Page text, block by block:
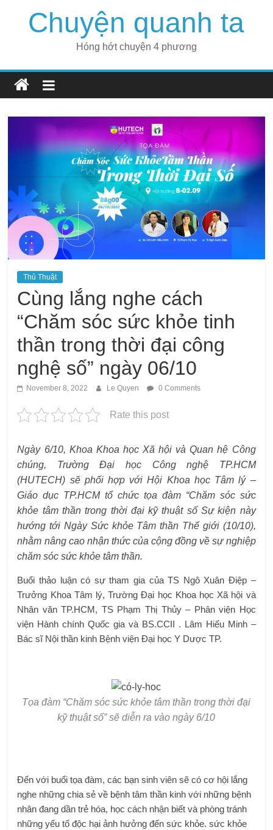
Chuyện quanh ta
Hóng hớt chuyện 4 phương
Thủ Thuật
Cùng lắng nghe cách
“Chăm sóc sức khỏe tinh
thần trong thời đại công
nghệ số” ngày 06/10
November 8, 2022 Le Quyen 0 Comments
Rate this post
Ngày 6/10, Khoa Khoa học Xã hội và Quan hệ Công
chúng, Trường Đại học Công nghệ TP.HCM
(HUTECH) sẽ phối hợp với Hội Khoa học Tâm lý –
Giáo dục TP.HCM tổ chức tọa đàm “Chăm sóc sức
khỏe tâm thần trong thời đại kỹ thuật số Sự kiện này
hướng tới Ngày Sức khỏe Tâm thần Thế giới (10/10),
nhằm nâng cao nhận thức của cộng đồng về sự nghiệp
chăm sóc sức khỏe tâm thần.
Buổi thảo luận có sự tham gia của TS Ngô Xuân Điệp –
Trưởng Khoa Tâm lý, Trường Đại học Khoa học Xã hội và
Nhân văn TP.HCM, TS Phạm Thị Thủy – Phân viện Học
viện Hành chính Quốc gia và BS.CCII . Lâm Hiếu Minh –
Bác sĩ Nội thần kinh Bệnh viện Đại học Y Dược TP.
Tọa đàm “Chăm sóc sức khỏe tâm thần trong thời đại
kỹ thuật số” sẽ diễn ra vào ngày 6/10
Đến với buổi tọa đàm, các bạn sinh viên sẽ có cơ hội lắng
nghe những chia sẻ về bệnh tâm thần kinh với những bệnh
nhân đang dần trẻ hóa, học cách nhận biết và phòng tránh
những yếu tố độc hại ảnh hưởng đến sức khỏe. sức khỏe